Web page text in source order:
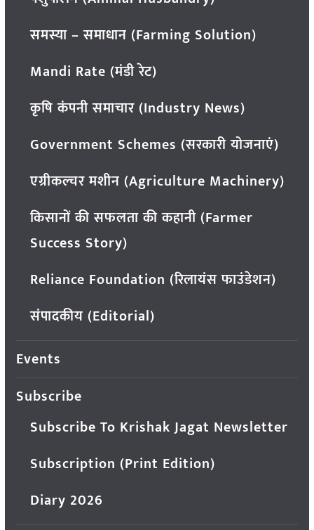
समस्या – समाधान (Farming Solution)
Mandi Rate (मंडी रेट)
कृषि कंपनी समाचार (Industry News)
Government Schemes (सरकारी योजनाएं)
एग्रीकल्चर मशीन (Agriculture Machinery)
किसानों की सफलता की कहानी (Farmer
Success Story)
Reliance Foundation (रिलायंस फाउंडेशन)
संपादकीय (Editorial)
Events
Subscribe
Subscribe To Krishak Jagat Newsletter
Subscription (Print Edition)
Diary 2026